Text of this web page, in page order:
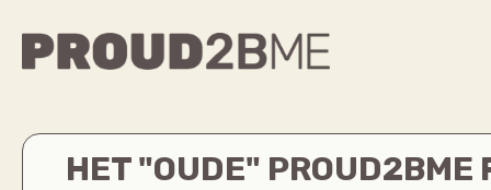
HET "OUDE" PROUD2BME